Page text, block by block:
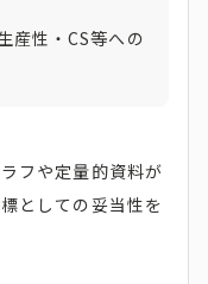
産性・CS等への
フや定量的資料が
としての妥当性を